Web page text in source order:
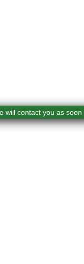
will contact you as